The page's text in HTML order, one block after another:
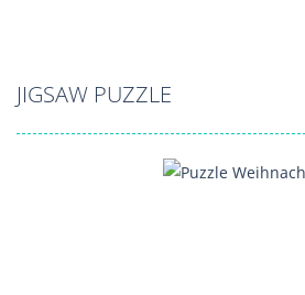
JIGSAW PUZZLE